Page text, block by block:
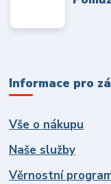
Informace pro
Vše o nákupu
Naše služby
Věrnostní